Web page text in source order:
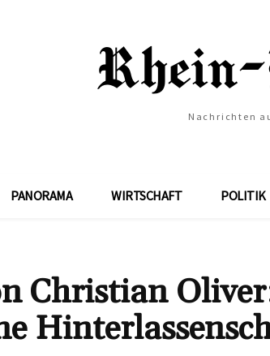
Nachrichten
PANORAMA WIRTSCHAFT POLITIK
Christian